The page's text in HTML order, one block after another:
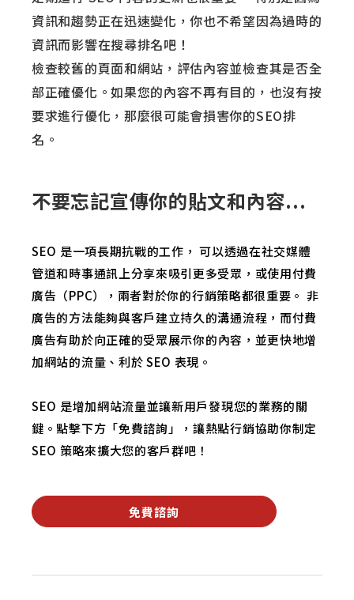
資訊和趨勢正在迅速變化，你也不希望因為過時的
資訊而影響在搜尋排名吧！
檢查較舊的頁面和網站，評估內容並檢查其是否全
部正確優化。如果您的內容不再有目的，也沒有按
要求進行優化，那麼很可能會損害你的SEO排
名。
不要忘記宣傳你的貼文和內容...
SEO 是一項長期抗戰的工作， 可以透過在社交媒體
管道和時事通訊上分享來吸引更多受眾，或使用付費
廣告（PPC）， 兩者對於你的行銷策略都很重要。 非
廣告的方法能夠與客戶建立持久的溝通流程，而付費
廣告有助於向正確的受眾展示你的內容，並更快地增
加網站的流量、利於 SEO 表現。
SEO 是增加網站流量並讓新用戶發現您的業務的關
鍵。點擊下方「免費諮詢」，讓熱點行銷協助你制定
SEO 策略來擴大您的客戶群吧！
免費諮詢